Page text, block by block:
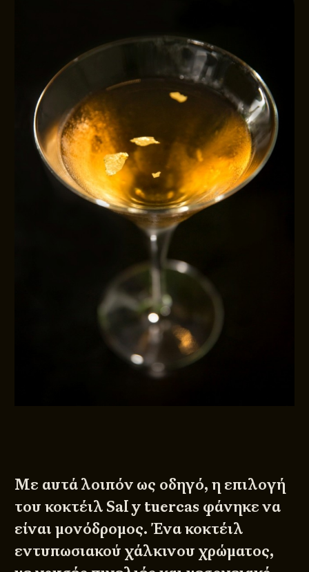
Με αυτά λοιπόν ως οδηγό, η επιλογή
του κοκτέιλ Sal y tuercas φάνηκε να
είναι μονόδρομος. Ένα κοκτέιλ
εντυπωσιακού χάλκινου χρώματος,